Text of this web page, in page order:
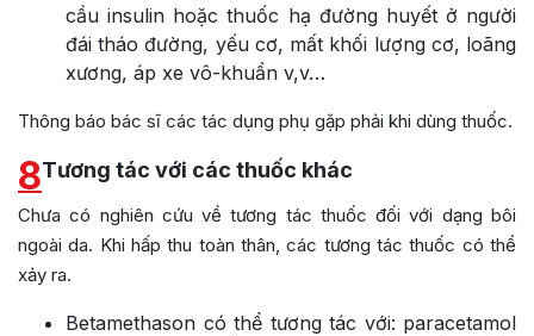
cầu insulin hoặc thuốc hạ đường huyết ở người
đái tháo đường, yếu cơ, mất khối lượng cơ, loãng
xương, áp xe vô-khuẩn v,v…
Thông báo bác sĩ các tác dụng phụ gặp phải khi dùng thuốc.
8Tương tác với các thuốc khác
Chưa có nghiên cứu về tương tác thuốc đối với dạng bôi
ngoài da. Khi hấp thu toàn thân, các tương tác thuốc có thể
xảy ra.
Betamethason có thể tương tác với: paracetamol